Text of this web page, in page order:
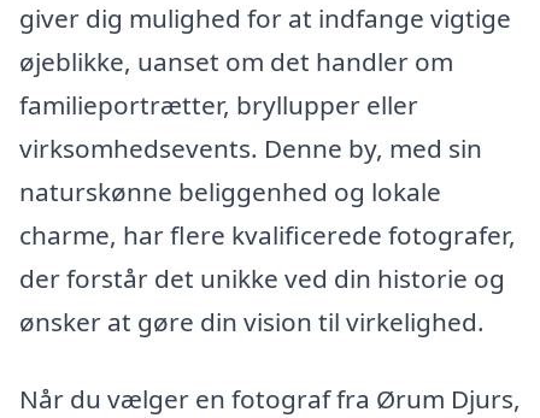
giver dig mulighed for at indfange vigtige
øjeblikke, uanset om det handler om
familieportrætter, bryllupper eller
virksomhedsevents. Denne by, med sin
naturskønne beliggenhed og lokale
charme, har flere kvalificerede fotografer,
der forstår det unikke ved din historie og
ønsker at gøre din vision til virkelighed.
Når du vælger en fotograf fra Ørum Djurs,